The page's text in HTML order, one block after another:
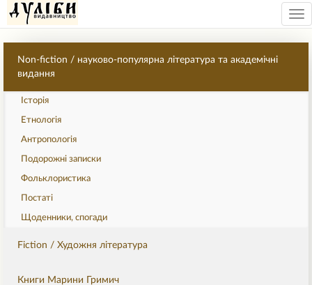
Non-fiction / науково-популярна література та академічні
видання
Історія
Етнологія
Антропологія
Подорожні записки
Фольклористика
Постаті
Щоденники, спогади
Fiction / Художня література
Книги Марини Гримич